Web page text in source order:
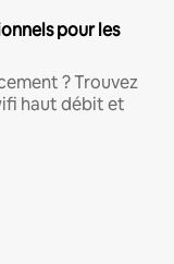
pour les
? Trouvez
haut débit et